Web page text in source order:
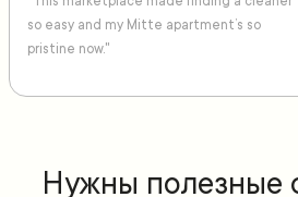
so easy and my Mitte apartment’s so
pristine now."
Нужны полезные